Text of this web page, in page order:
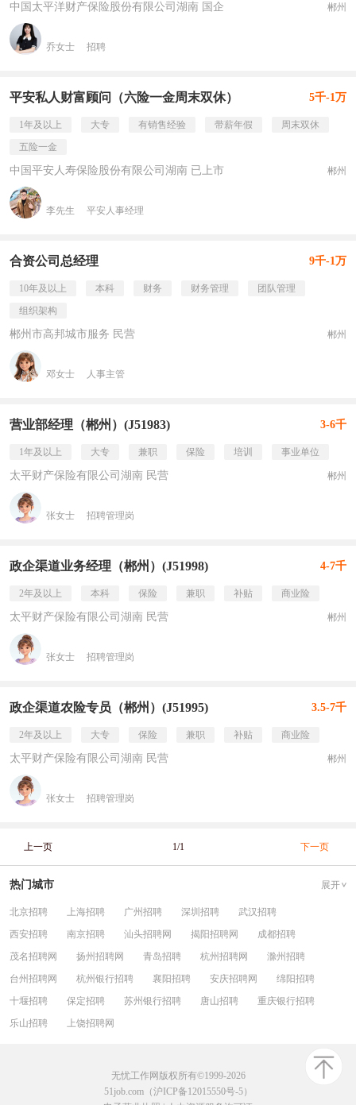
中国太平洋财产保险股份有限公司湖南 国企 郴州
乔女士 招聘
平安私人财富顾问（六险一金周末双休） 5千-1万
1年及以上 大专 有销售经验 带薪年假
周末双休
五险一金
中国平安人寿保险股份有限公司湖南 已上市 郴州
李先生 平安人事经理
合资公司总经理 9千-1万
10年及以上 本科 财务 财务管理
团队管理
组织架构
郴州市高邦城市服务 民营 郴州
邓女士 人事主管
营业部经理（郴州）(J51983) 3-6千
1年及以上 大专 兼职 保险 培训 事业单位
太平财产保险有限公司湖南 民营 郴州
张女士 招聘管理岗
政企渠道业务经理（郴州）(J51998) 4-7千
2年及以上 本科 保险 兼职 补贴 商业险
太平财产保险有限公司湖南 民营 郴州
张女士 招聘管理岗
政企渠道农险专员（郴州）(J51995) 3.5-7千
2年及以上 大专 保险 兼职 补贴 商业险
太平财产保险有限公司湖南 民营 郴州
张女士 招聘管理岗
上一页 1/1 下一页
热门城市 展开
北京招聘 上海招聘 广州招聘 深圳招聘
武汉招聘
西安招聘
南京招聘 汕头招聘网 揭阳招聘网
成都招聘
茂名招聘网
扬州招聘网 青岛招聘 杭州招聘网
滁州招聘
台州招聘网
杭州银行招聘 襄阳招聘 安庆招聘网
绵阳招聘
十堰招聘
保定招聘 苏州银行招聘 唐山招聘
重庆银行招聘
乐山招聘
上饶招聘网
无忧工作网版权所有©1999-2026
51job.com（沪ICP备12015550号-5）